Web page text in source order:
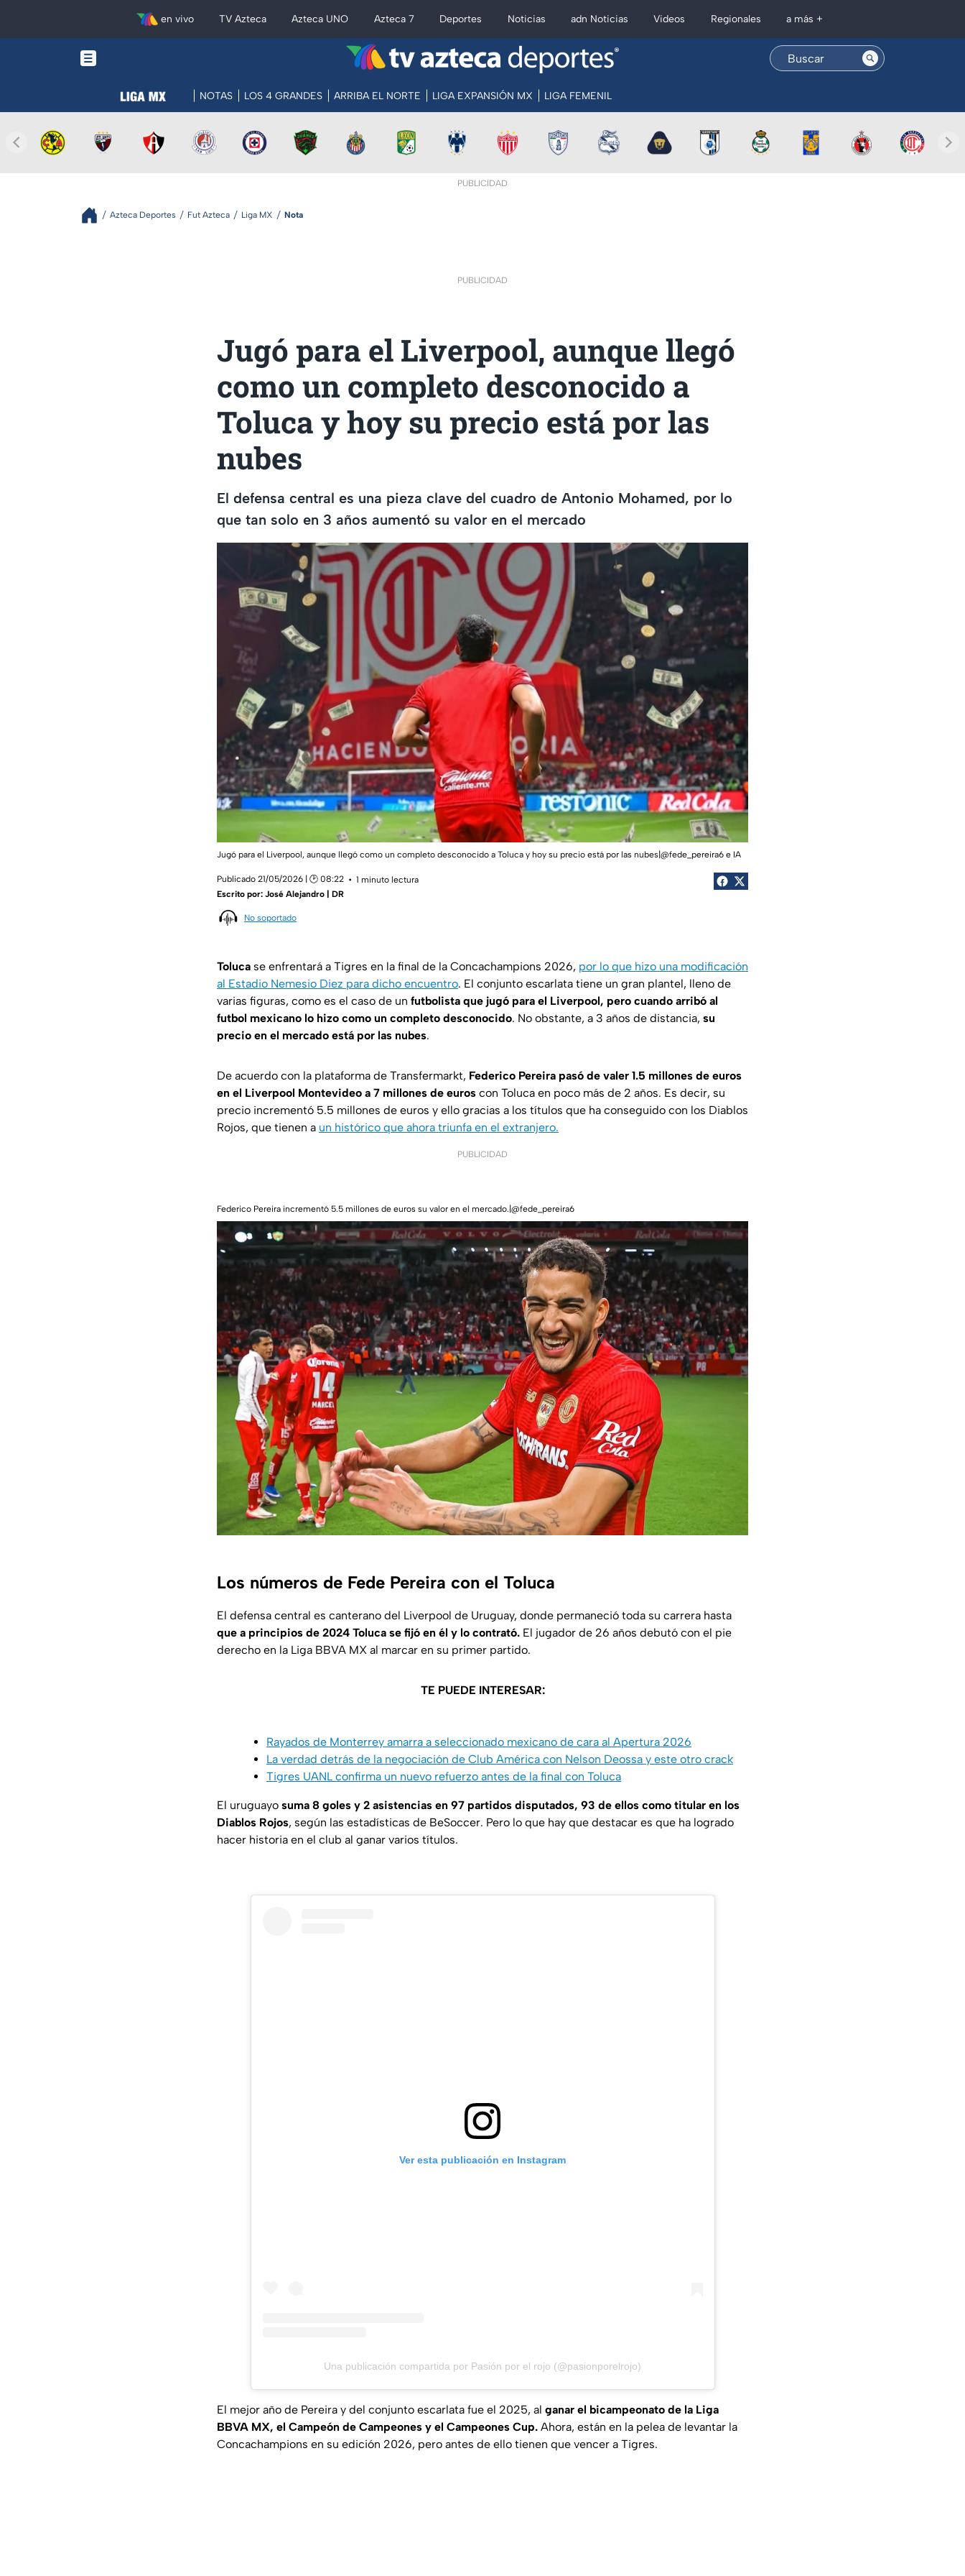
en vivo TV Azteca Azteca UNO Azteca 7 Deportes Noticias adn Noticias Videos Regionales a más +
NOTAS LOS 4 GRANDES ARRIBA EL NORTE LIGA EXPANSIÓN MX LIGA FEMENIL
PUBLICIDAD
Azteca Deportes Fut Azteca Liga MX Nota
PUBLICIDAD
Jugó para el Liverpool, aunque llegó
como un completo desconocido a
Toluca y hoy su precio está por las
nubes
El defensa central es una pieza clave del cuadro de Antonio Mohamed, por lo
que tan solo en 3 años aumentó su valor en el mercado
Jugó para el Liverpool, aunque llegó como un completo desconocido a Toluca y hoy su precio está por las nubes|@fede_pereira6 e IA
Publicado 21/05/2026 | 🕑 08:22
1 minuto lectura
Escrito por: José Alejandro | DR
No soportado
Toluca se enfrentará a Tigres en la final de la Concachampions 2026, por lo que hizo una modificación
al Estadio Nemesio Diez para dicho encuentro. El conjunto escarlata tiene un gran plantel, lleno de
varias figuras, como es el caso de un futbolista que jugó para el Liverpool, pero cuando arribó al
futbol mexicano lo hizo como un completo desconocido. No obstante, a 3 años de distancia, su
precio en el mercado está por las nubes.
De acuerdo con la plataforma de Transfermarkt, Federico Pereira pasó de valer 1.5 millones de euros
en el Liverpool Montevideo a 7 millones de euros con Toluca en poco más de 2 años. Es decir, su
precio incrementó 5.5 millones de euros y ello gracias a los títulos que ha conseguido con los Diablos
Rojos, que tienen a un histórico que ahora triunfa en el extranjero.
PUBLICIDAD
Federico Pereira incrementó 5.5 millones de euros su valor en el mercado.|@fede_pereira6
Los números de Fede Pereira con el Toluca
El defensa central es canterano del Liverpool de Uruguay, donde permaneció toda su carrera hasta
que a principios de 2024 Toluca se fijó en él y lo contrató. El jugador de 26 años debutó con el pie
derecho en la Liga BBVA MX al marcar en su primer partido.
TE PUEDE INTERESAR:
Rayados de Monterrey amarra a seleccionado mexicano de cara al Apertura 2026
La verdad detrás de la negociación de Club América con Nelson Deossa y este otro crack
Tigres UANL confirma un nuevo refuerzo antes de la final con Toluca
El uruguayo suma 8 goles y 2 asistencias en 97 partidos disputados, 93 de ellos como titular en los
Diablos Rojos, según las estadísticas de BeSoccer. Pero lo que hay que destacar es que ha logrado
hacer historia en el club al ganar varios títulos.
Ver esta publicación en Instagram
Una publicación compartida por Pasión por el rojo (@pasionporelrojo)
El mejor año de Pereira y del conjunto escarlata fue el 2025, al ganar el bicampeonato de la Liga
BBVA MX, el Campeón de Campeones y el Campeones Cup. Ahora, están en la pelea de levantar la
Concachampions en su edición 2026, pero antes de ello tienen que vencer a Tigres.